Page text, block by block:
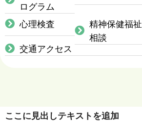
ログラム
心理検査
精神保健福祉
相談
交通アクセス
ここに見出しテキストを追加